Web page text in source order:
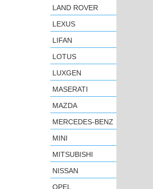
LAND ROVER
LEXUS
LIFAN
LOTUS
LUXGEN
MASERATI
MAZDA
MERCEDES-BENZ
MINI
MITSUBISHI
NISSAN
OPEL